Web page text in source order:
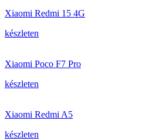
Xiaomi Redmi 15 4G
készleten
Xiaomi Poco F7 Pro
készleten
Xiaomi Redmi A5
készleten